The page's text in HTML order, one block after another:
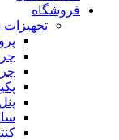
فروشگاه